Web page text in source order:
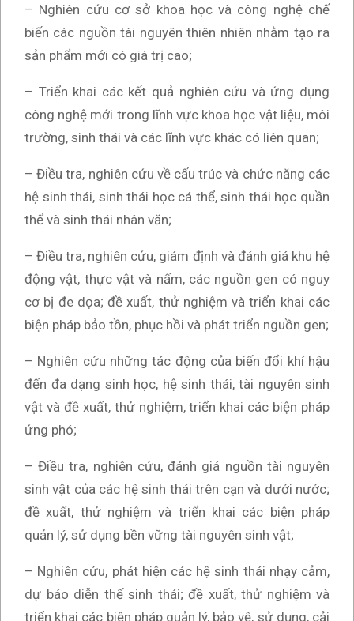
– Nghiên cứu cơ sở khoa học và công nghệ chế
biến các nguồn tài nguyên thiên nhiên nhằm tạo ra
sản phẩm mới có giá trị cao;
– Triển khai các kết quả nghiên cứu và ứng dụng
công nghệ mới trong lĩnh vực khoa học vật liệu, môi
trường, sinh thái và các lĩnh vực khác có liên quan;
– Điều tra, nghiên cứu về cấu trúc và chức năng các
hệ sinh thái, sinh thái học cá thể, sinh thái học quần
thể và sinh thái nhân văn;
– Điều tra, nghiên cứu, giám định và đánh giá khu hệ
động vật, thực vật và nấm, các nguồn gen có nguy
cơ bị đe dọa; đề xuất, thử nghiệm và triển khai các
biện pháp bảo tồn, phục hồi và phát triển nguồn gen;
– Nghiên cứu những tác động của biến đổi khí hậu
đến đa dạng sinh học, hệ sinh thái, tài nguyên sinh
vật và đề xuất, thử nghiệm, triển khai các biện pháp
ứng phó;
– Điều tra, nghiên cứu, đánh giá nguồn tài nguyên
sinh vật của các hệ sinh thái trên cạn và dưới nước;
đề xuất, thử nghiệm và triển khai các biện pháp
quản lý, sử dụng bền vững tài nguyên sinh vật;
– Nghiên cứu, phát hiện các hệ sinh thái nhạy cảm,
dự báo diễn thế sinh thái; đề xuất, thử nghiệm và
triển khai các biện pháp quản lý, bảo vệ, sử dụng, cải